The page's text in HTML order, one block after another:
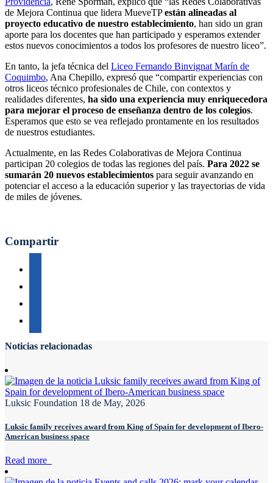
de Mejora Continua que lidera MueveTPestán alineadas al
proyecto educativo de nuestro establecimiento, han sido un gran
aporte para los docentes que han participado y esperamos extender
estos nuevos conocimientos a todos los profesores de nuestro liceo”.
En tanto, la jefa técnica del Liceo Fernando Binvignat Marín de
Coquimbo, Ana Chepillo, expresó que “compartir experiencias con
otros liceos técnico profesionales de Chile, con contextos y
realidades diferentes, ha sido una experiencia muy enriquecedora
para mejorar el proceso de enseñanza dentro de los colegios.
Esperamos que esto se vea reflejado prontamente en los resultados
de nuestros estudiantes.
Actualmente, en las Redes Colaborativas de Mejora Continua
participan 20 colegios de todas las regiones del país. Para 2022 se
sumarán 20 nuevos establecimientos para seguir avanzando en
potenciar el acceso a la educación superior y las trayectorias de vida
de miles de jóvenes.
Compartir
Noticias relacionadas
Luksic Foundation 18 de May, 2026
Luksic family receives award from King of Spain for development of Ibero-
American business space
Read more